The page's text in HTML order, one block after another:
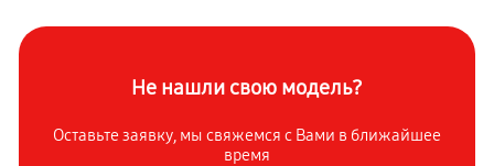
Не нашли свою модель?
Оставьте заявку, мы свяжемся с Вами в ближайшее
время